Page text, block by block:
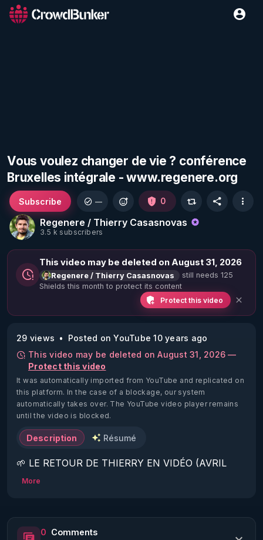
Vous voulez changer de vie ? conférence
Bruxelles intégrale - www.regenere.org
Regenere / Thierry Casasnovas
3.5 k subscribers
Subscribe — 0
This video may be deleted on August 31, 2026
Regenere / Thierry Casasnovas
still needs 125
Shields this month to protect its content
Protect this video
29 views
Posted on YouTube 10 years ago
This video may be deleted on August 31, 2026 —
Protect this video
It was automatically imported from YouTube and replicated on
this platform. In the case of a blockage, our system
automatically takes over. The YouTube video player remains
until the video is blocked.
Description Résumé
🌱 LE RETOUR DE THIERRY EN VIDÉO (AVRIL
2022)!
https://www.rgnr.fr/presentation.html
More
0 Comments